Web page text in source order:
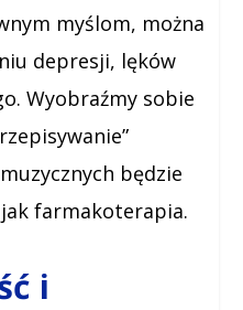
myślom, można
depresji, lęków
Wyobraźmy sobie
będzie
farmakoterapia.
i